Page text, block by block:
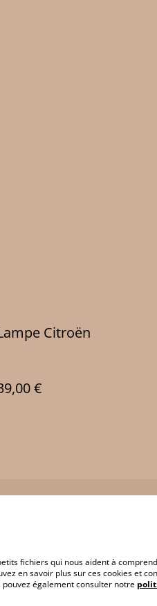
Citroën
€
fichiers qui nous aident à
en savoir plus sur ces cookies et
pouvez également consulter notre